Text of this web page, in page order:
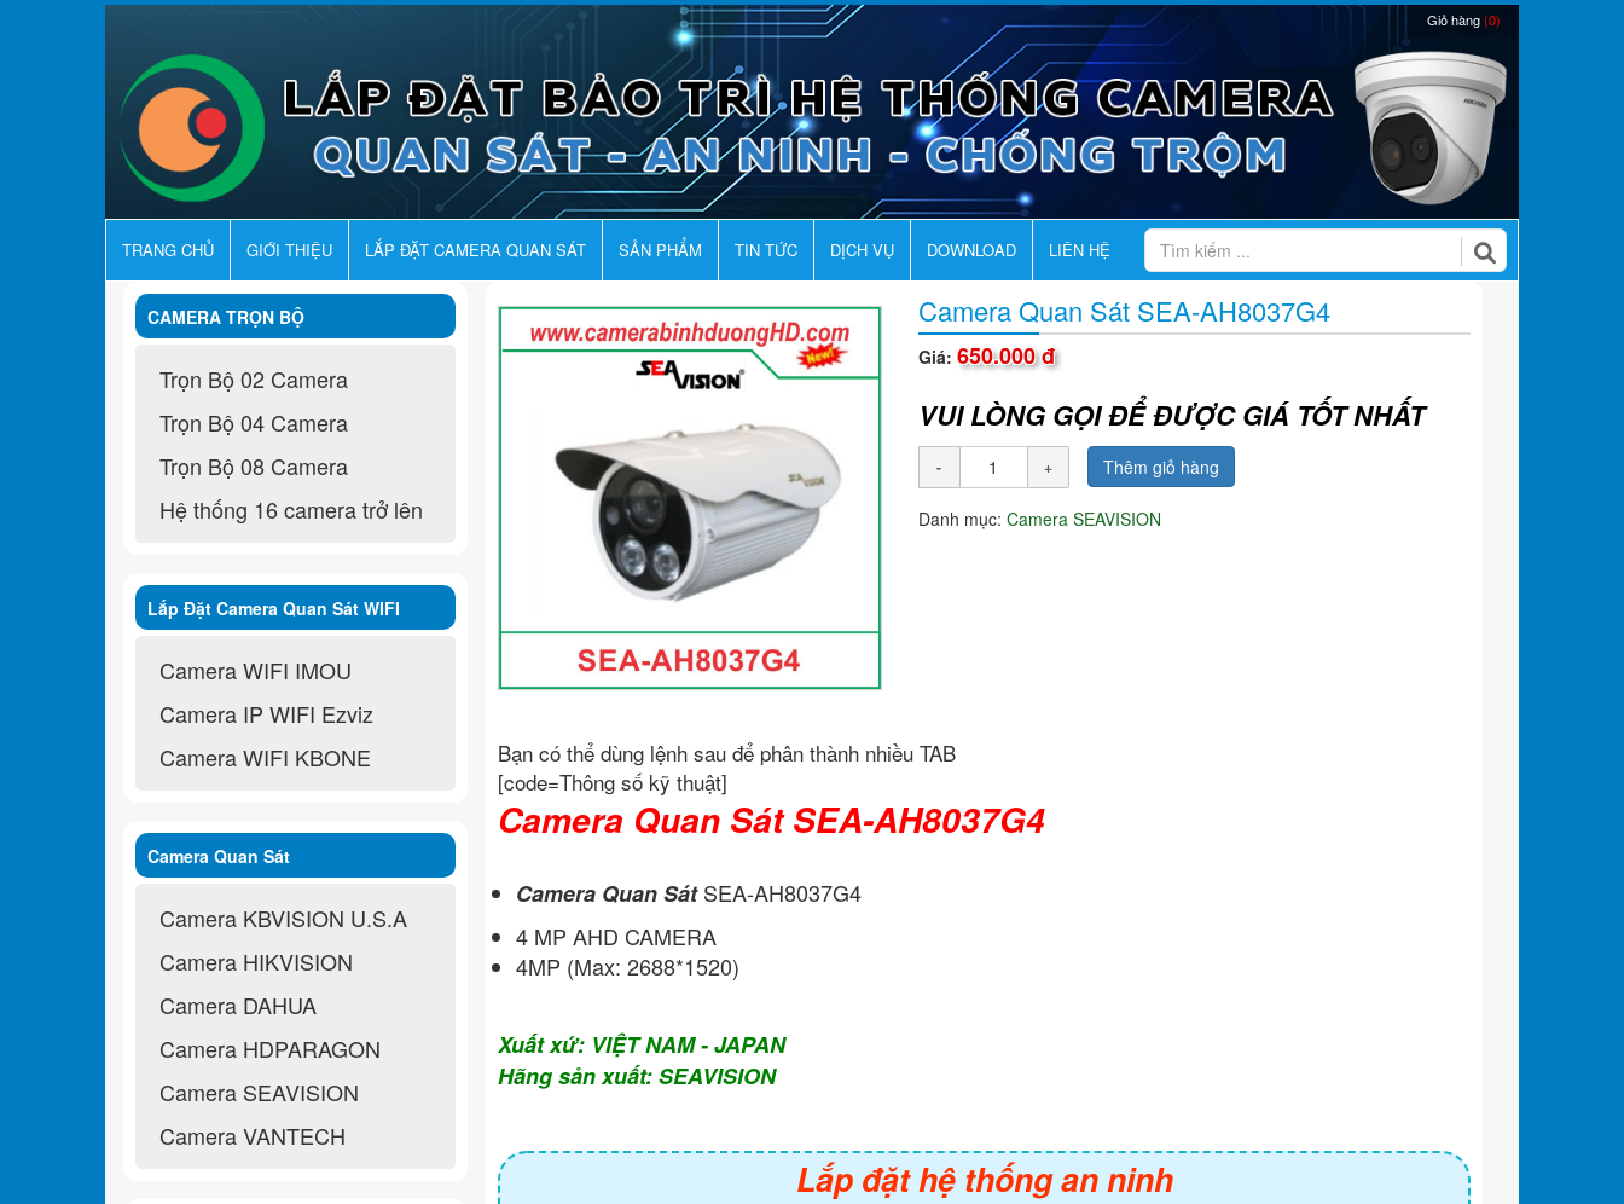
Giỏ hàng(0)
TRANG CHỦ GIỚI THIỆU LẮP ĐẶT CAMERA QUAN SÁT SẢN PHẨM TIN TỨC DỊCH VỤ DOWNLOAD LIÊN HỆ
Camera Quan Sát SEA-AH8037G4
Giá: 650.000 đ
VUI LÒNG GỌI ĐỂ ĐƯỢC GIÁ TỐT NHẤT
Thêm giỏ hàng
Danh mục: Camera SEAVISION
Bạn có thể dùng lệnh sau để phân thành nhiều TAB
[code=Thông số kỹ thuật]
Camera Quan Sát SEA-AH8037G4
Camera Quan SátSEA-AH8037G4
4 MP AHD CAMERA
4MP (Max: 2688*1520)
Xuất xứ: VIỆT NAM - JAPAN
Hãng sản xuất: SEAVISION
Lắp đặt hệ thống an ninh
CAMERA TRỌN BỘ
Trọn Bộ 02 Camera
Trọn Bộ 04 Camera
Trọn Bộ 08 Camera
Hệ thống 16 camera trở lên
Lắp Đặt Camera Quan Sát WIFI
Không Dây
Camera WIFI IMOU
Camera IP WIFI Ezviz
Camera WIFI KBONE
Camera Quan Sát
Camera KBVISION U.S.A
Camera HIKVISION
Camera DAHUA
Camera HDPARAGON
Camera SEAVISION
Camera VANTECH